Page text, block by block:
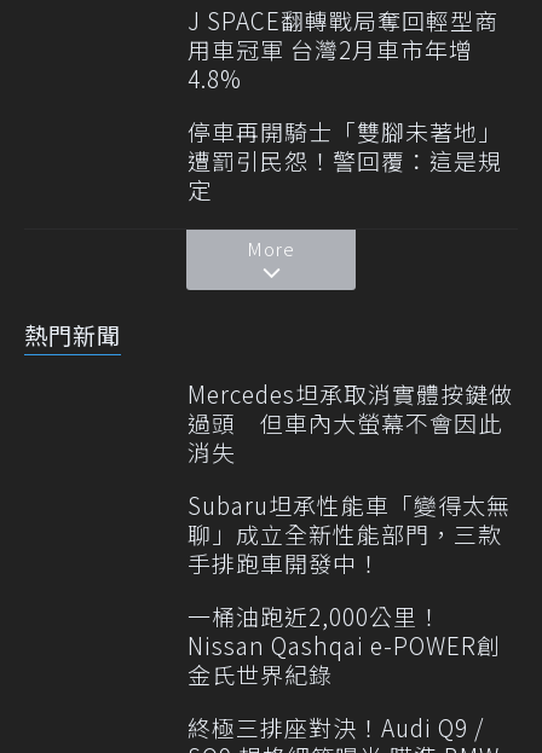
J SPACE翻轉戰局奪回輕型商
用車冠軍 台灣2月車市年增
4.8%
停車再開騎士「雙腳未著地」
遭罰引民怨！警回覆：這是規
定
More
熱門新聞
Mercedes坦承取消實體按鍵做
過頭 但車內大螢幕不會因此
消失
Subaru坦承性能車「變得太無
聊」成立全新性能部門，三款
手排跑車開發中！
一桶油跑近2,000公里！
Nissan Qashqai e-POWER創
金氏世界紀錄
終極三排座對決！Audi Q9 /